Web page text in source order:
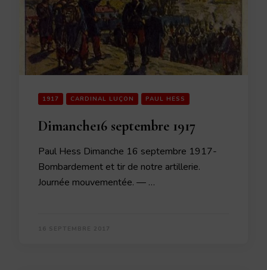
1917 CARDINAL LUÇON PAUL HESS
Dimanche16 septembre 1917
Paul Hess Dimanche 16 septembre 1917-
Bombardement et tir de notre artillerie.
Journée mouvemen­tée. — …